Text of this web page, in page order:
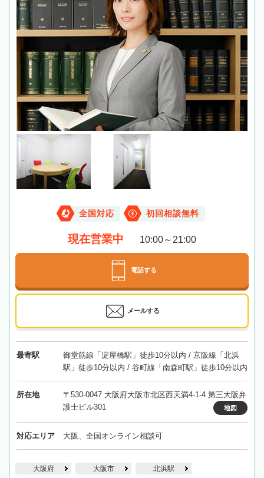
全国対応 初回相談無料
現在営業中 10:00～21:00
電話する
メールする
最寄駅
御堂筋線「淀屋橋駅」徒歩10分以内 / 京阪線「北浜
駅」徒歩10分以内 / 谷町線「南森町駅」徒歩10分以内
所在地
〒530-0047 大阪府大阪市北区西天満4-1-4 第三大阪弁
護士ビル301
地図
対応エリア 大阪、全国オンライン相談可
大阪府 大阪市 北浜駅